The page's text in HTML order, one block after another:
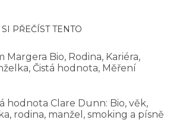
PŘEČÍST TENTO
Margera Bio, Rodina, Kariéra,
Čistá hodnota, Měření
hodnota Clare Dunn: Bio, věk,
rodina, manžel, smoking a písně